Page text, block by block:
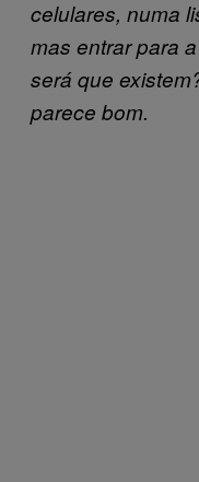
celulares, numa
mas entrar para
será que
parece bom.